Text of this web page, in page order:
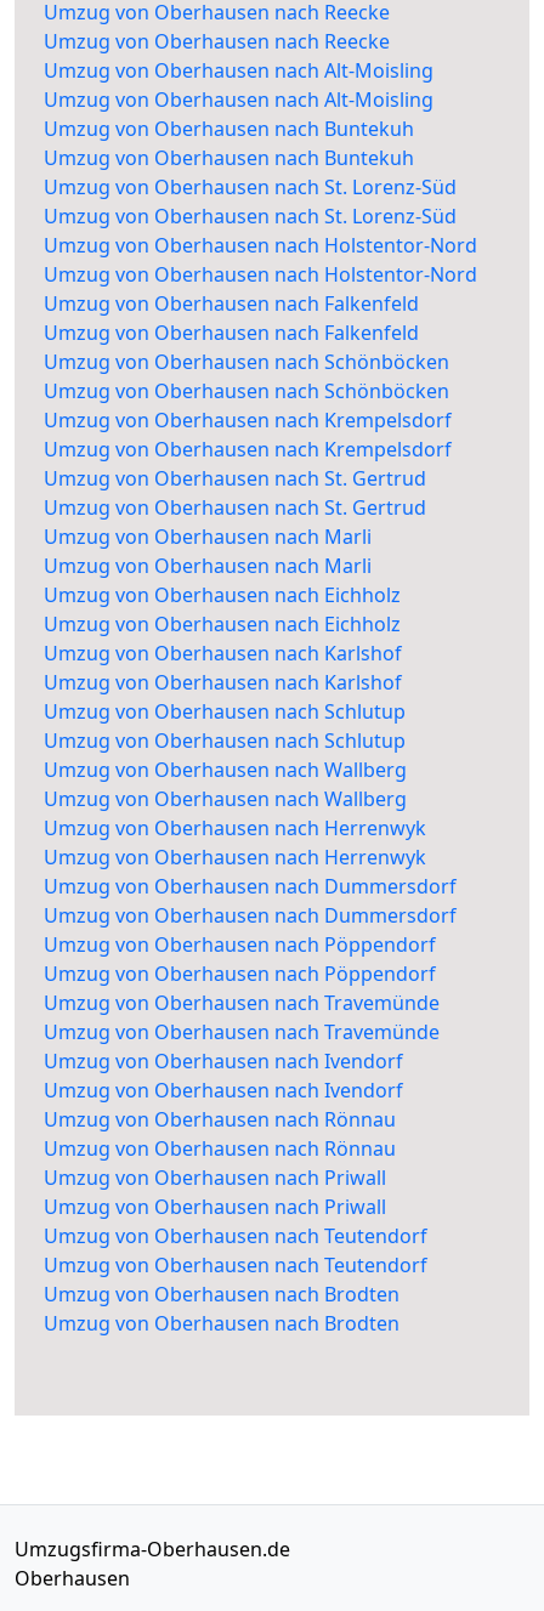
Umzug von Oberhausen nach Reecke
Umzug von Oberhausen nach Reecke
Umzug von Oberhausen nach Alt-Moisling
Umzug von Oberhausen nach Alt-Moisling
Umzug von Oberhausen nach Buntekuh
Umzug von Oberhausen nach Buntekuh
Umzug von Oberhausen nach St. Lorenz-Süd
Umzug von Oberhausen nach St. Lorenz-Süd
Umzug von Oberhausen nach Holstentor-Nord
Umzug von Oberhausen nach Holstentor-Nord
Umzug von Oberhausen nach Falkenfeld
Umzug von Oberhausen nach Falkenfeld
Umzug von Oberhausen nach Schönböcken
Umzug von Oberhausen nach Schönböcken
Umzug von Oberhausen nach Krempelsdorf
Umzug von Oberhausen nach Krempelsdorf
Umzug von Oberhausen nach St. Gertrud
Umzug von Oberhausen nach St. Gertrud
Umzug von Oberhausen nach Marli
Umzug von Oberhausen nach Marli
Umzug von Oberhausen nach Eichholz
Umzug von Oberhausen nach Eichholz
Umzug von Oberhausen nach Karlshof
Umzug von Oberhausen nach Karlshof
Umzug von Oberhausen nach Schlutup
Umzug von Oberhausen nach Schlutup
Umzug von Oberhausen nach Wallberg
Umzug von Oberhausen nach Wallberg
Umzug von Oberhausen nach Herrenwyk
Umzug von Oberhausen nach Herrenwyk
Umzug von Oberhausen nach Dummersdorf
Umzug von Oberhausen nach Dummersdorf
Umzug von Oberhausen nach Pöppendorf
Umzug von Oberhausen nach Pöppendorf
Umzug von Oberhausen nach Travemünde
Umzug von Oberhausen nach Travemünde
Umzug von Oberhausen nach Ivendorf
Umzug von Oberhausen nach Ivendorf
Umzug von Oberhausen nach Rönnau
Umzug von Oberhausen nach Rönnau
Umzug von Oberhausen nach Priwall
Umzug von Oberhausen nach Priwall
Umzug von Oberhausen nach Teutendorf
Umzug von Oberhausen nach Teutendorf
Umzug von Oberhausen nach Brodten
Umzug von Oberhausen nach Brodten
Umzugsfirma-Oberhausen.de
Oberhausen